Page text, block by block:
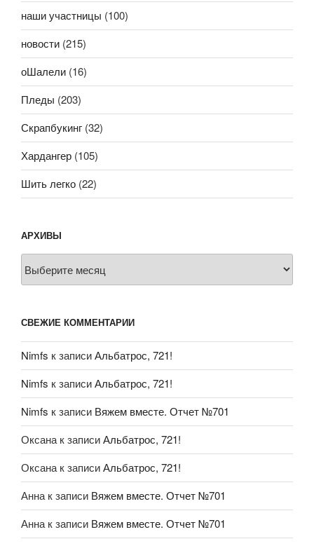
наши участницы (100)
новости (215)
оШалели (16)
Пледы (203)
Скрапбукинг (32)
Хардангер (105)
Шить легко (22)
АРХИВЫ
СВЕЖИЕ КОММЕНТАРИИ
Nimfs к записиАльбатрос, 721!
Nimfs к записиАльбатрос, 721!
Nimfs к записи Вяжем вместе. Отчет №701
Оксана к записиАльбатрос, 721!
Оксана к записиАльбатрос, 721!
Анна к записи Вяжем вместе. Отчет №701
Анна к записи Вяжем вместе. Отчет №701